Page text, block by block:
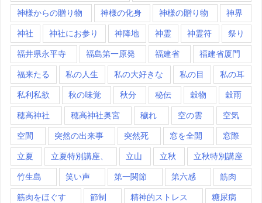
神様からの贈り物 神様の化身 神様の贈り物 神界
神社 神社にお参り 神降地 神霊 神霊符 祭り
福井県永平寺 福島第一原発 福建省 福建省厦門
福来たる 私の人生 私の大好きな 私の目 私の耳
私利私欲 秋の味覚 秋分 秘伝 穀物 穀雨
穂高神社 穂高神社奥宮 穢れ 空の雲 空気
空間 突然の出来事 突然死 窓を全開 窓際
立夏 立夏特別講座、 立山 立秋 立秋特別講座
竹生島 笑い声 第一関節 第六感 筋肉
筋肉をほぐす 節制 精神的ストレス 糖尿病